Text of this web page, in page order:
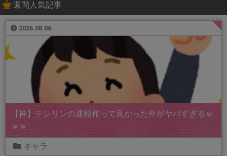
週間人気記事
2026.08.06
【神】テンリンの運極作って良かった件がヤバすぎるｗ
ｗｗ
キャラ